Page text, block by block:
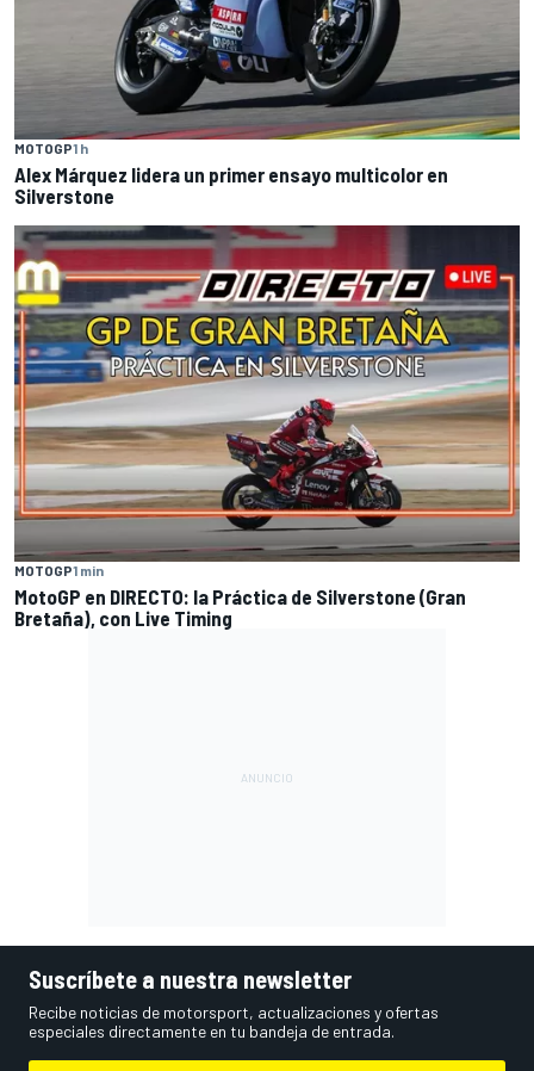
MOTOGP1 h
Alex Márquez lidera un primer ensayo multicolor en
Silverstone
MOTOGP1 min
MotoGP en DIRECTO: la Práctica de Silverstone (Gran
Bretaña), con Live Timing
Suscríbete a nuestra newsletter
Recibe noticias de motorsport, actualizaciones y ofertas
especiales directamente en tu bandeja de entrada.